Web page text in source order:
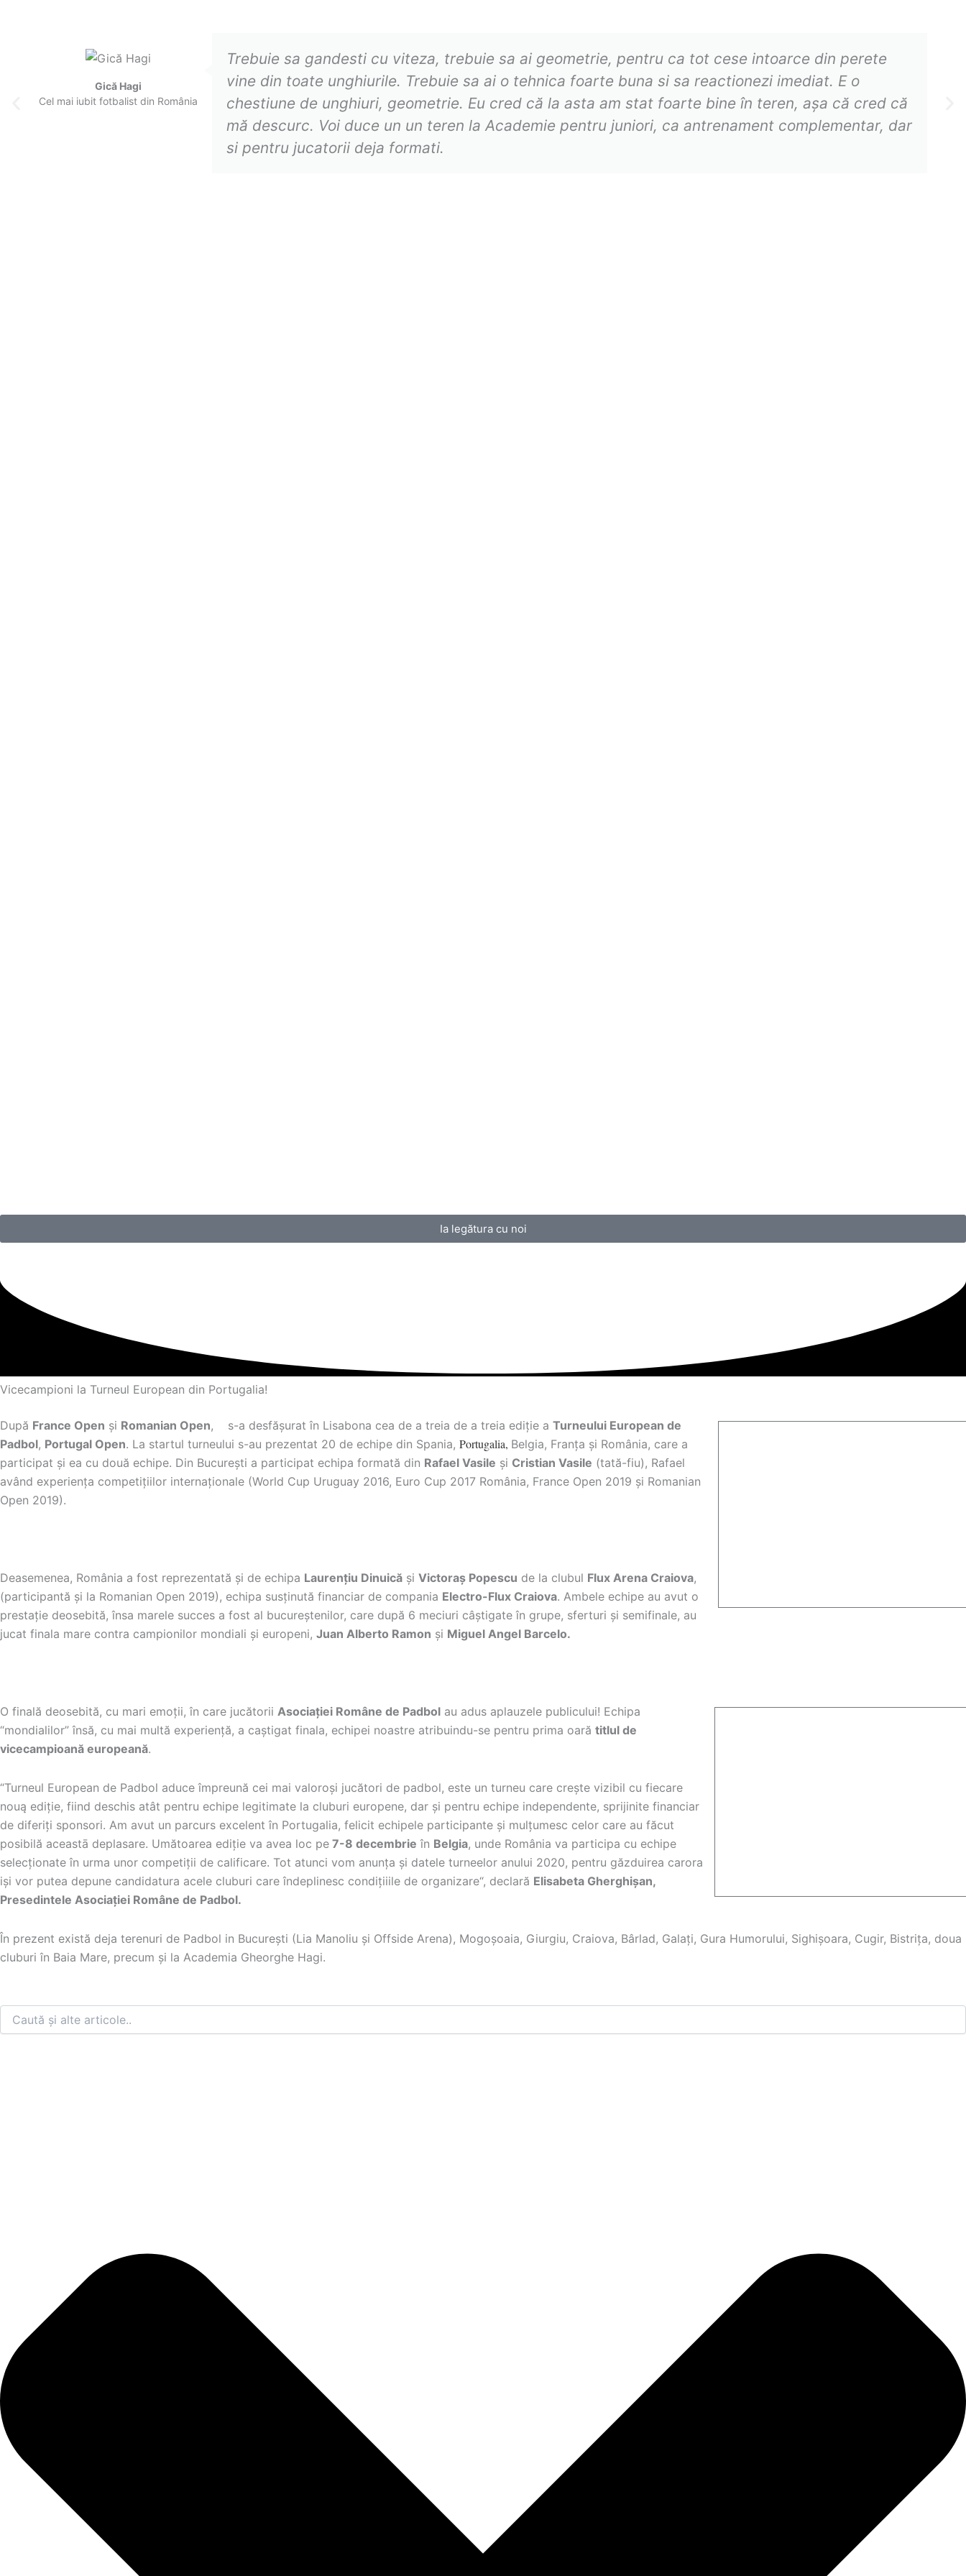
Trebuie sa gandesti cu viteza, trebuie sa ai geometrie, pentru ca tot cese intoarce din perete
vine din toate unghiurile. Trebuie sa ai o tehnica foarte buna si sa reactionezi imediat. E o
chestiune de unghiuri, geometrie. Eu cred că la asta am stat foarte bine în teren, aşa că cred că
mă descurc. Voi duce un un teren la Academie pentru juniori, ca antrenament complementar, dar
si pentru jucatorii deja formati.
Gică Hagi
Cel mai iubit fotbalist din România
Previous
Ia legătura cu noi
Vicecampioni la Turneul European din Portugalia!
După France Open şi Romanian Open, s-a desfășurat în Lisabona cea de a treia de a treia ediție a Turneului European de
Padbol, Portugal Open. La startul turneului s-au prezentat 20 de echipe din Spania, Portugalia, Belgia, Franța şi România, care a
participat și ea cu două echipe. Din Bucureşti a participat echipa formată din Rafael Vasile şi Cristian Vasile (tată-fiu), Rafael
având experiența competițiilor internaționale (World Cup Uruguay 2016, Euro Cup 2017 România, France Open 2019 şi Romanian
Open 2019).
Deasemenea, România a fost reprezentată şi de echipa Laurențiu Dinuică şi Victoraş Popescu de la clubul Flux Arena Craiova,
(participantă și la Romanian Open 2019), echipa susținută financiar de compania Electro-Flux Craiova. Ambele echipe au avut o
prestație deosebită, însa marele succes a fost al bucureştenilor, care după 6 meciuri câştigate în grupe, sferturi şi semifinale, au
jucat finala mare contra campionilor mondiali şi europeni, Juan Alberto Ramon şi Miguel Angel Barcelo.
O finală deosebită, cu mari emoții, în care jucătorii Asociației Române de Padbol au adus aplauzele publicului! Echipa
“mondialilor” însă, cu mai multă experiență, a caştigat finala, echipei noastre atribuindu-se pentru prima oară titlul de
vicecampioană europeană.
“Turneul European de Padbol aduce împreună cei mai valoroşi jucători de padbol, este un turneu care creşte vizibil cu fiecare
nouą ediție, fiind deschis atât pentru echipe legitimate la cluburi europene, dar şi pentru echipe independente, sprijinite financiar
de diferiți sponsori. Am avut un parcurs excelent în Portugalia, felicit echipele participante şi mulțumesc celor care au făcut
posibilă aceastā deplasare. Umătoarea ediție va avea loc pe 7-8 decembrie în Belgia, unde România va participa cu echipe
selecționate în urma unor competiții de calificare. Tot atunci vom anunța și datele turneelor anului 2020, pentru găzduirea carora
işi vor putea depune candidatura acele cluburi care îndeplinesc condițiiile de organizare“, declară Elisabeta Gherghişan,
Presedintele Asociației Române de Padbol.
În prezent există deja terenuri de Padbol in București (Lia Manoliu şi Offside Arena), Mogoşoaia, Giurgiu, Craiova, Bârlad, Galați, Gura Humorului, Sighişoara, Cugir, Bistrița, doua
cluburi în Baia Mare, precum și la Academia Gheorghe Hagi.